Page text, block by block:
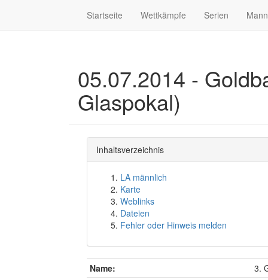
Startseite Wettkämpfe Serien
05.07.2014 -
Glaspokal)
Inhaltsverzeichnis
LA männlich
Karte
Weblinks
Dateien
Fehler oder Hinweis melden
Name:
3.